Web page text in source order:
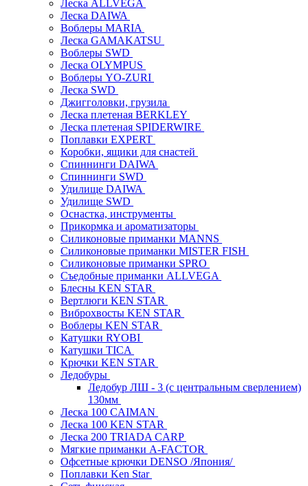
Леска ALLVEGA
Леска DAIWA
Воблеры MARIA
Леска GAMAKATSU
Воблеры SWD
Леска OLYMPUS
Воблеры YO-ZURI
Леска SWD
Джигголовки, грузила
Леска плетеная BERKLEY
Леска плетеная SPIDERWIRE
Поплавки EXPERT
Коробки, ящики для снастей
Спиннинги DAIWA
Спиннинги SWD
Удилище DAIWA
Удилище SWD
Оснастка, инструменты
Прикормка и ароматизаторы
Силиконовые приманки MANNS
Силиконовые приманки MISTER FISH
Силиконовые приманки SPRO
Съедобные приманки ALLVEGA
Блесны KEN STAR
Вертлюги KEN STAR
Виброхвосты KEN STAR
Воблеры KEN STAR
Катушки RYOBI
Катушки TICA
Крючки KEN STAR
Ледобуры
Ледобур ЛШ - 3 (с центральным сверлением)
130мм
Леска 100 CAIMAN
Леска 100 KEN STAR
Леска 200 TRIADA CARP
Мягкие приманки A-FACTOR
Офсетные крючки DENSO /Япония/
Поплавки Ken Star